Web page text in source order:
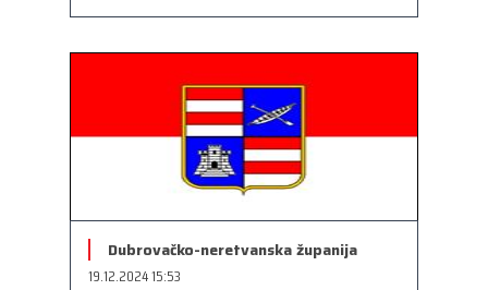
Dubrovačko-neretvanska županija
19.12.2024 15:53